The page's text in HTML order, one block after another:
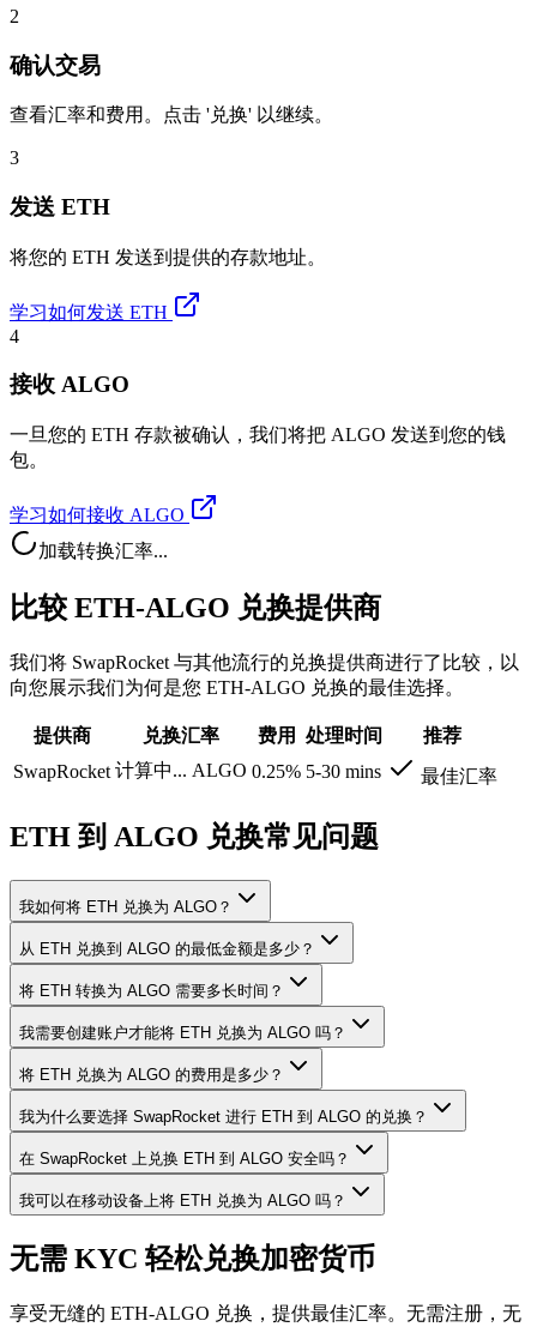
2
确认交易
查看汇率和费用。点击 '兑换' 以继续。
3
发送 ETH
将您的 ETH 发送到提供的存款地址。
学习如何发送 ETH
4
接收 ALGO
一旦您的 ETH 存款被确认，我们将把 ALGO 发送到您的钱
包。
学习如何接收 ALGO
加载转换汇率...
比较 ETH-ALGO 兑换提供商
我们将 SwapRocket 与其他流行的兑换提供商进行了比较，以
向您展示我们为何是您 ETH-ALGO 兑换的最佳选择。
提供商 兑换汇率 费用 处理时间
推荐
SwapRocket 计算中... ALGO 0.25% 5-30 mins 最佳汇率
ETH 到 ALGO 兑换常见问题
我如何将 ETH 兑换为 ALGO？
从 ETH 兑换到 ALGO 的最低金额是多少？
将 ETH 转换为 ALGO 需要多长时间？
我需要创建账户才能将 ETH 兑换为 ALGO 吗？
将 ETH 兑换为 ALGO 的费用是多少？
我为什么要选择 SwapRocket 进行 ETH 到 ALGO 的兑换？
在 SwapRocket 上兑换 ETH 到 ALGO 安全吗？
我可以在移动设备上将 ETH 兑换为 ALGO 吗？
无需 KYC 轻松兑换加密货币
享受无缝的 ETH-ALGO 兑换，提供最佳汇率。无需注册，无